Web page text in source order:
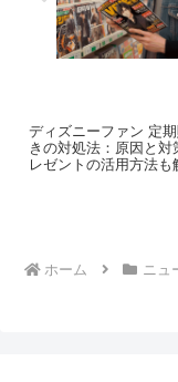
ディズニーファン 定
きの対処法：原因と
レゼントの活用方法も
ホーム ニュ